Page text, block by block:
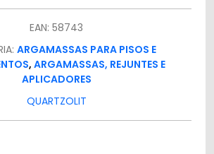
EAN: 58743
ARGAMASSAS PARA PISOS E
, ARGAMASSAS, REJUNTES E
APLICADORES
QUARTZOLIT